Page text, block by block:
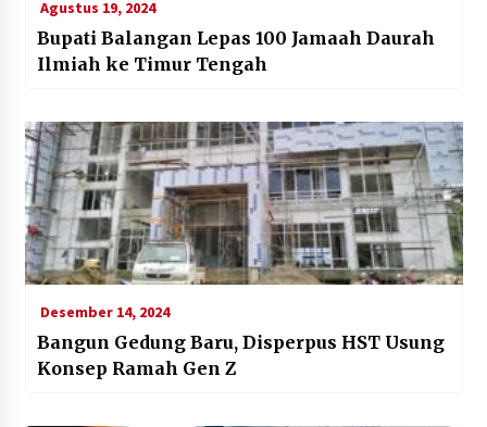
Agustus 19, 2024
Bupati Balangan Lepas 100 Jamaah Daurah
Ilmiah ke Timur Tengah
Desember 14, 2024
Bangun Gedung Baru, Disperpus HST Usung
Konsep Ramah Gen Z